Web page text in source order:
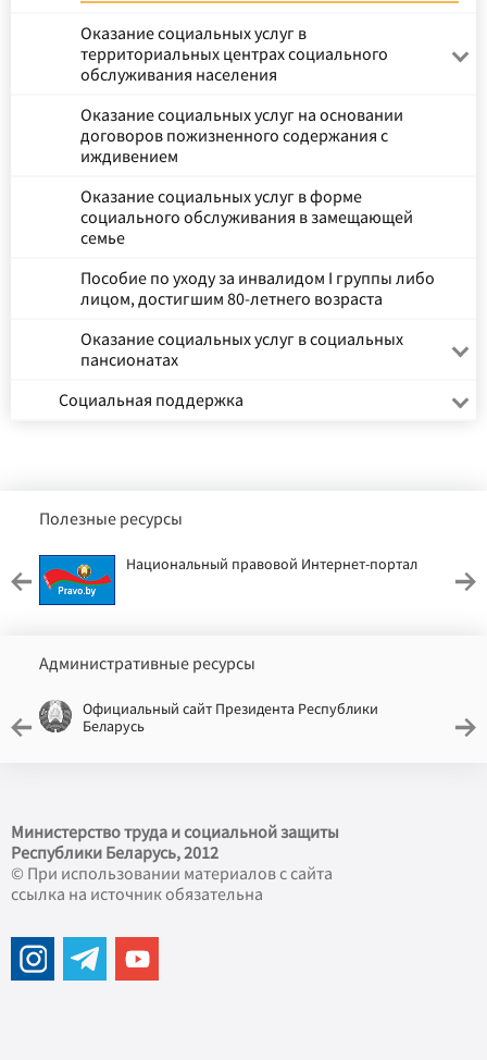
Оказание социальных услуг в
территориальных центрах социального
обслуживания населения
Оказание социальных услуг на основании
договоров пожизненного содержания с
иждивением
Оказание социальных услуг в форме
социального обслуживания в замещающей
семье
Пособие по уходу за инвалидом I группы либо
лицом, достигшим 80-летнего возраста
Оказание социальных услуг в социальных
пансионатах
Социальная поддержка
Полезные ресурсы
Национальный правовой Интернет-портал
Административные ресурсы
Официальный сайт Президента Республики
Беларусь
Министерство труда и социальной защиты
Республики Беларусь, 2012
© При использовании материалов с сайта
ссылка на источник обязательна